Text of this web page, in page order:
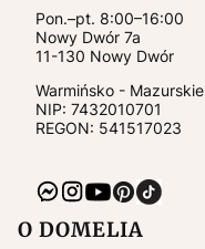
Pon.–pt. 8:00–16:00
Nowy Dwór 7a
11-130 Nowy Dwór
Warmińsko - Mazurskie
NIP: 7432010701
REGON: 541517023
Linki w stopce
O DOMELIA